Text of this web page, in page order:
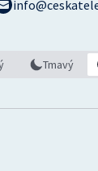
Tmavý